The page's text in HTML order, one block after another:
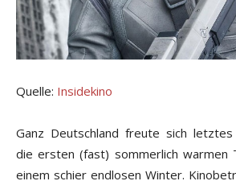
Quelle: Insidekino
Ganz Deutschland freute sich
die ersten (fast) sommerlich warmen
einem schier endlosen Winter.